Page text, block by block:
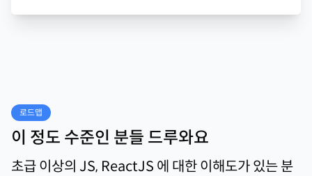
로드맵
이 정도 수준인 분들 드루와요
초급 이상의 JS, ReactJS 에 대한 이해도가 있는 분